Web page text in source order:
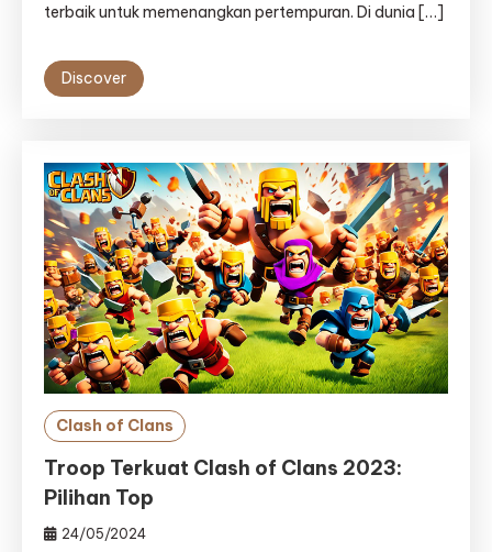
terbaik untuk memenangkan pertempuran. Di dunia […]
Discover
Clash of Clans
Troop Terkuat Clash of Clans 2023:
Pilihan Top
24/05/2024